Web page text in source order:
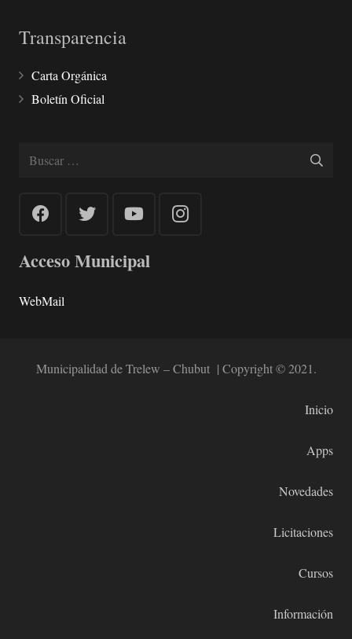
Transparencia
Carta Orgánica
Boletín Oficial
Buscar:
Acceso Municipal
WebMail
Municipalidad de Trelew – Chubut | Copyright © 2021.
Inicio
Apps
Novedades
Licitaciones
Cursos
Información